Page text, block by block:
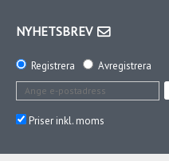
NYHETSBREV
Registrera
Avregistrera
Priser inkl. moms